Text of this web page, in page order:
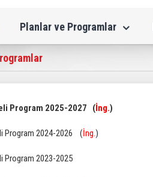
Planlar ve Programlar
Program 2025-2027 (İng.)
Program 2024-2026 (İng.)
Program 2023-2025